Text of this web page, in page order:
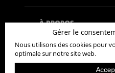
À PROPOS
Gérer le
Nous utilisons des cookies pour
optimale sur notre site web.